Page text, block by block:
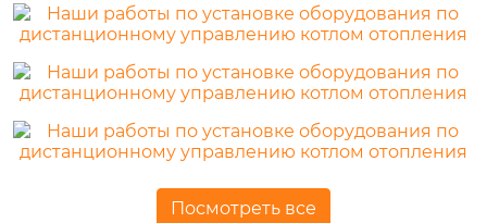
Посмотреть все